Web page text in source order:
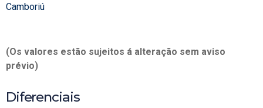
Camboriú
(Os valores estão sujeitos á alteração sem aviso
prévio)
Diferenciais